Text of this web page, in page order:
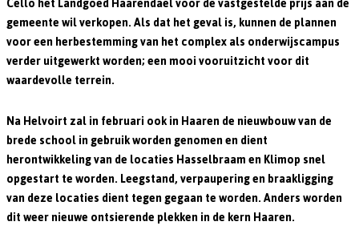
gemeente wil verkopen. Als dat het geval is, kunnen de plannen
voor een herbestemming van het complex als onderwijscampus
verder uitgewerkt worden; een mooi vooruitzicht voor dit
waardevolle terrein.
Na Helvoirt zal in februari ook in Haaren de nieuwbouw van de
brede school in gebruik worden genomen en dient
herontwikkeling van de locaties Hasselbraam en Klimop snel
opgestart te worden. Leegstand, verpaupering en braakligging
van deze locaties dient tegen gegaan te worden. Anders worden
dit weer nieuwe ontsierende plekken in de kern Haaren.